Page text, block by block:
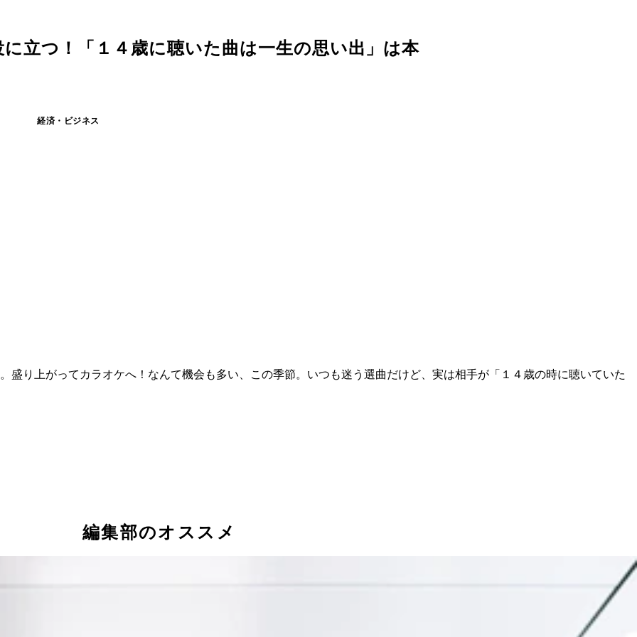
立つ！「１４歳に聴いた曲は一生の思い出」は本
経済・ビジネス
盛り上がってカラオケへ！なんて機会も多い、この季節。いつも迷う選曲だけど、実は相手が「１４歳の時に聴いていた
編集部のオススメ